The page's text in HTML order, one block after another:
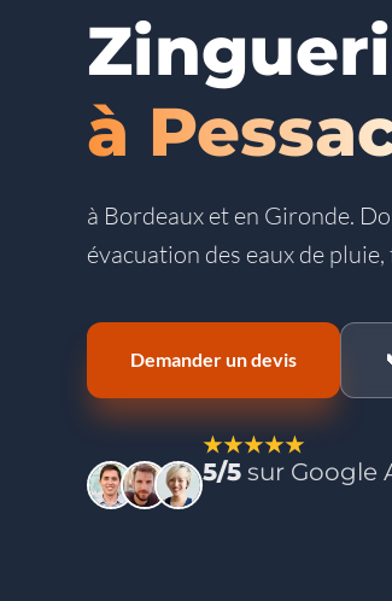
à
à Bordeaux et en Gironde.
évacuation des eaux de
Demander un devis
★★★★★
5/5 sur Google